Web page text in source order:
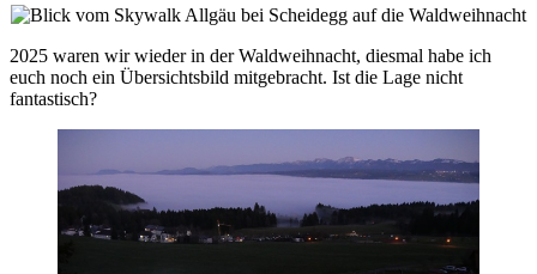
2025 waren wir wieder in der Waldweihnacht, diesmal habe ich
euch noch ein Übersichtsbild mitgebracht. Ist die Lage nicht
fantastisch?